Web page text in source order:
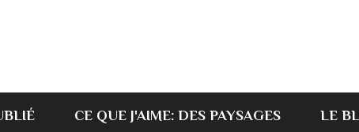
CE QUE J'AIME: DES PAYSAGES LE